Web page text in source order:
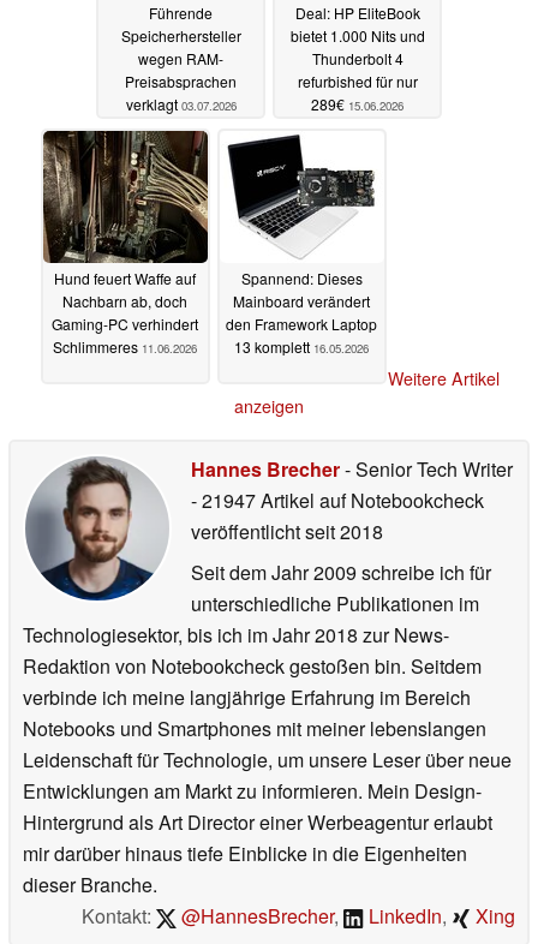
Führende
Speicherhersteller
wegen RAM-
Preisabsprachen
verklagt 03.07.2026
Deal: HP EliteBook
bietet 1.000 Nits und
Thunderbolt 4
refurbished für nur
289€ 15.06.2026
Hund feuert Waffe auf
Nachbarn ab, doch
Gaming-PC verhindert
Schlimmeres 11.06.2026
Spannend: Dieses
Mainboard verändert
den Framework Laptop
13 komplett 16.05.2026
Weitere Artikel
anzeigen
Hannes Brecher- Senior Tech Writer
- 21947 Artikel auf Notebookcheck
veröffentlichtseit 2018
Seit dem Jahr 2009 schreibe ich für
unterschiedliche Publikationen im
Technologiesektor, bis ich im Jahr 2018 zur News-
Redaktion von Notebookcheck gestoßen bin. Seitdem
verbinde ich meine langjährige Erfahrung im Bereich
Notebooks und Smartphones mit meiner lebenslangen
Leidenschaft für Technologie, um unsere Leser über neue
Entwicklungen am Markt zu informieren. Mein Design-
Hintergrund als Art Director einer Werbeagentur erlaubt
mir darüber hinaus tiefe Einblicke in die Eigenheiten
dieser Branche.
Kontakt:
@HannesBrecher, LinkedIn, Xing